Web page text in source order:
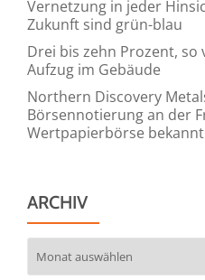
Vernetzung in jeder
Zukunft sind grün-blau
Drei bis zehn Prozent,
Aufzug im Gebäude
Northern Discovery
Börsennotierung an der
Wertpapierbörse bekannt
ARCHIV